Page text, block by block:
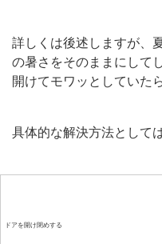
詳しくは後述しますが、
の暑さをそのままにして
開けてモワッとしていた
具体的な解決方法として
ドアを開け閉めする